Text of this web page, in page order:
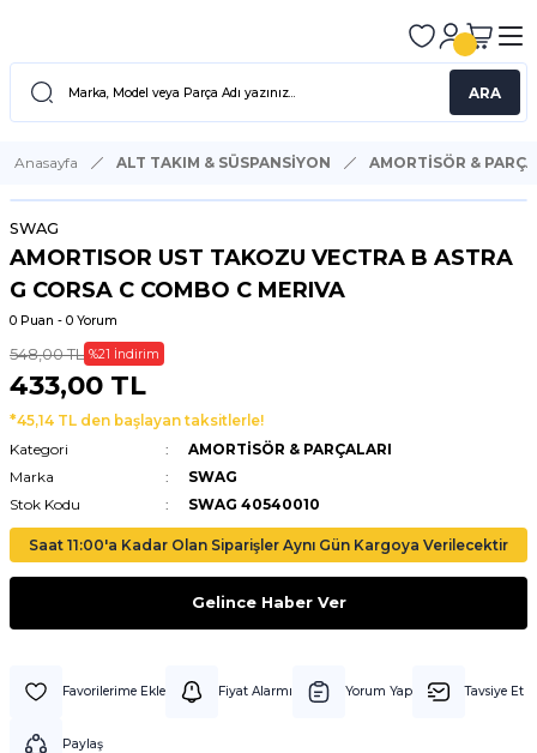
ARA
Anasayfa ALT TAKIM & SÜSPANSİYON AMORTİSÖR &
SWAG
AMORTISOR UST TAKOZU VECTRA B ASTRA
G CORSA C COMBO C MERIVA
0 Puan - 0 Yorum
548,00 TL %21 İndirim
433,00 TL
*45,14 TL den başlayan taksitlerle!
Kategori
AMORTİSÖR & PARÇALARI
Marka
SWAG
Stok Kodu
SWAG 40540010
Saat 11:00'a Kadar Olan Siparişler Aynı Gün Kargoya Verilecektir
Gelince Haber Ver
Fiyat Alarmı Yorum Yap Tavsiye Et
Paylaş